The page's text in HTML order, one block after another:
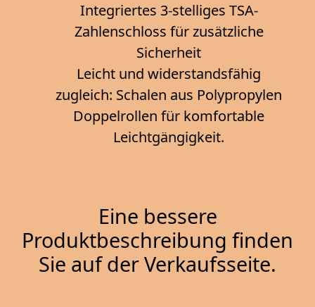
Integriertes 3-stelliges TSA-
Zahlenschloss für zusätzliche
Sicherheit
Leicht und widerstandsfähig
zugleich: Schalen aus Polypropylen
Doppelrollen für komfortable
Leichtgängigkeit.
Eine bessere
Produktbeschreibung finden
Sie auf der Verkaufsseite.